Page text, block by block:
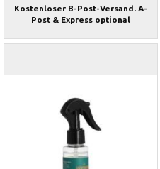
Kostenloser B-Post-Versand. A-
Post & Express optional